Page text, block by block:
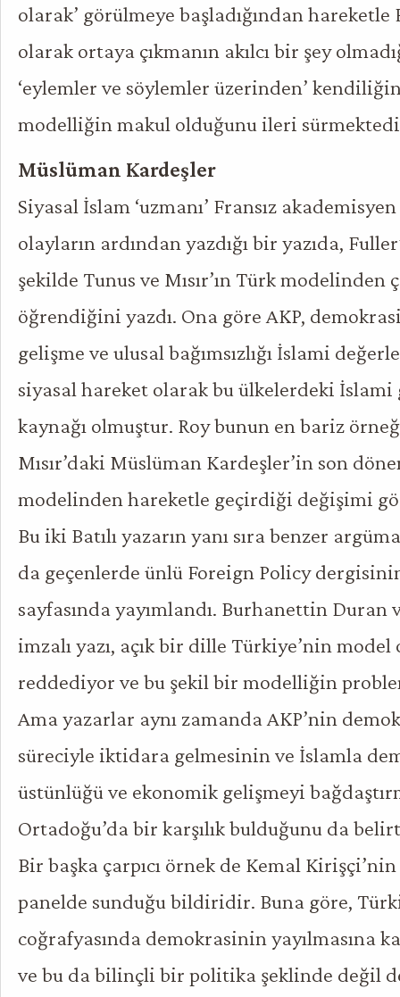
olarak’ görülmeye başladığından
olarak ortaya çıkmanın akılcı bir şey
‘eylemler ve söylemler üzerinden’
modelliğin makul olduğunu ileri
Müslüman Kardeşler
Siyasal İslam ‘uzmanı’ Fransız
olayların ardından yazdığı bir yazıda,
şekilde Tunus ve Mısır’ın Türk modelinden
öğrendiğini yazdı. Ona göre AKP,
gelişme ve ulusal bağımsızlığı İslami
siyasal hareket olarak bu ülkelerdeki
kaynağı olmuştur. Roy bunun en bariz
Mısır’daki Müslüman Kardeşler’in son
modelinden hareketle geçirdiği değişimi
Bu iki Batılı yazarın yanı sıra benzer
da geçenlerde ünlü Foreign Policy
sayfasında yayımlandı. Burhanettin Duran
imzalı yazı, açık bir dille Türkiye’nin model
reddediyor ve bu şekil bir modelliğin
Ama yazarlar aynı zamanda AKP’nin
süreciyle iktidara gelmesinin ve İslamla
üstünlüğü ve ekonomik gelişmeyi
Ortadoğu’da bir karşılık bulduğunu da
Bir başka çarpıcı örnek de Kemal
panelde sunduğu bildiridir. Buna göre,
coğrafyasında demokrasinin yayılmasına
ve bu da bilinçli bir politika şeklinde değil